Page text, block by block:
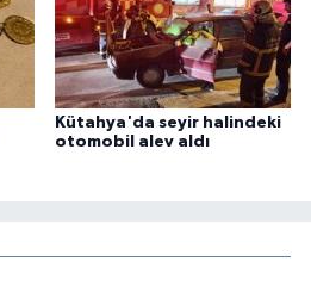
Kütahya'da seyir halindeki
otomobil alev aldı